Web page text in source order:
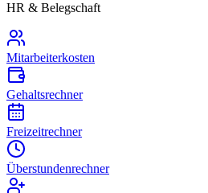
HR & Belegschaft
Mitarbeiterkosten
Gehaltsrechner
Freizeitrechner
Überstundenrechner